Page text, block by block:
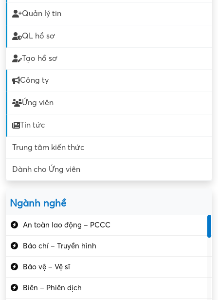
Quản lý tin
QL hồ sơ
Tạo hồ sơ
Công ty
Ứng viên
Tin tức
Trung tâm kiến thức
Dành cho Ứng viên
Ngành nghề
An toàn lao động – PCCC
Báo chí – Truyền hình
Bảo vệ – Vệ sĩ
Biên – Phiên dịch